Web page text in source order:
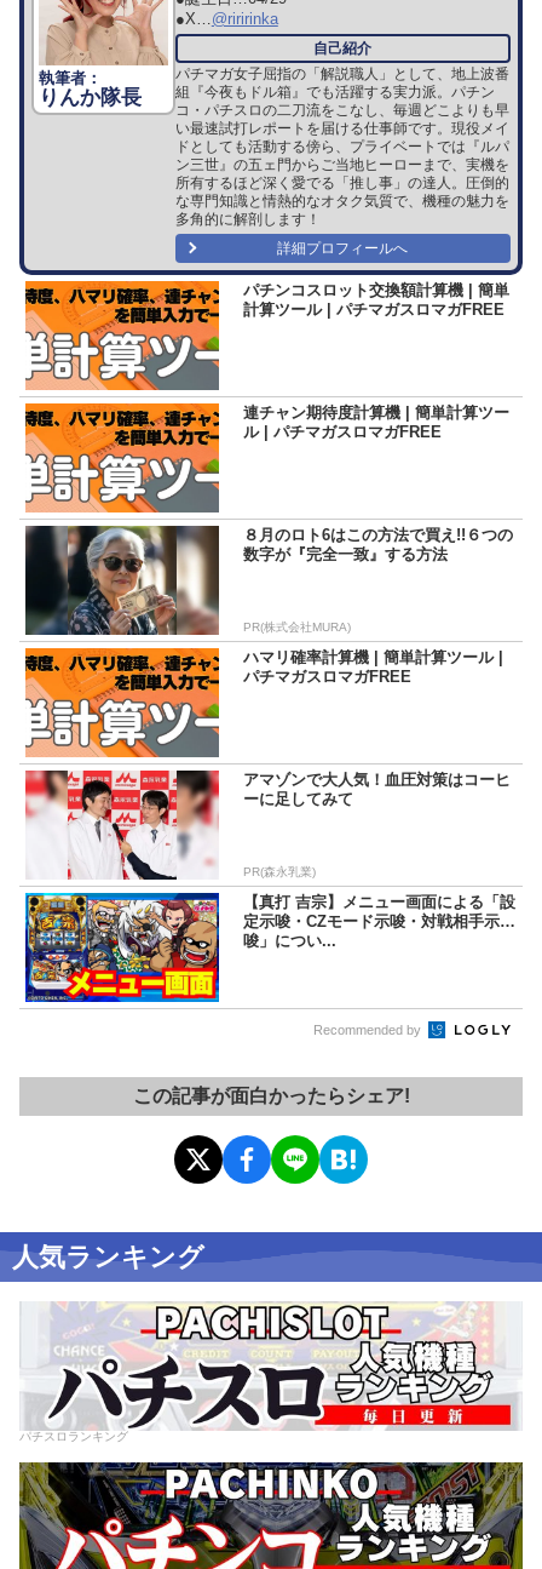
りんか隊長
●X…@riririnka
パチマガ女子屈指の「解説職人」として、地上波番
組『今夜もドル箱』でも活躍する実力派。パチン
コ・パチスロの二刀流をこなし、毎週どこよりも早
い最速試打レポートを届ける仕事師です。現役メイ
ドとしても活動する傍ら、プライベートでは『ルパ
ン三世』の五ェ門からご当地ヒーローまで、実機を
所有するほど深く愛でる「推し事」の達人。圧倒的
な専門知識と情熱的なオタク気質で、機種の魅力を
多角的に解剖します！
詳細プロフィールへ
パチンコスロット交換額計算機 | 簡単
計算ツール | パチマガスロマガFREE
連チャン期待度計算機 | 簡単計算ツー
ル | パチマガスロマガFREE
８月のロト6はこの方法で買え!!６つの
数字が『完全一致』する方法
PR(株式会社MURA)
ハマリ確率計算機 | 簡単計算ツール |
パチマガスロマガFREE
アマゾンで大人気！血圧対策はコーヒ
ーに足してみて
PR(森永乳業)
【真打 吉宗】メニュー画面による「設
定示唆・CZモード示唆・対戦相手示
唆」につい...
Recommended by
この記事が面白かったらシェア!
人気ランキング
パチスロランキング